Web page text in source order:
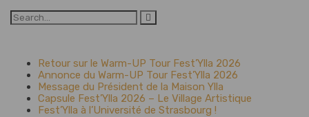
Search
for:
Retour sur le Warm-UP Tour Fest’Ylla 2026
Annonce du Warm-UP Tour Fest’Ylla 2026
Message du Président de la Maison Ylla
Capsule Fest’Ylla 2026 – Le Village Artistique
Fest’Ylla à l’Université de Strasbourg !